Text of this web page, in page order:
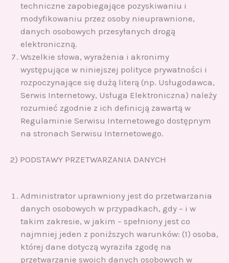
techniczne zapobiegające pozyskiwaniu i
modyfikowaniu przez osoby nieuprawnione,
danych osobowych przesyłanych drogą
elektroniczną.
Wszelkie słowa, wyrażenia i akronimy
występujące w niniejszej polityce prywatności i
rozpoczynające się dużą literą (np. Usługodawca,
Serwis Internetowy, Usługa Elektroniczna) należy
rozumieć zgodnie z ich definicją zawartą w
Regulaminie Serwisu Internetowego dostępnym
na stronach Serwisu Internetowego.
2) PODSTAWY PRZETWARZANIA DANYCH
Administrator uprawniony jest do przetwarzania
danych osobowych w przypadkach, gdy – i w
takim zakresie, w jakim – spełniony jest co
najmniej jeden z poniższych warunków: (1) osoba,
której dane dotyczą wyraziła zgodę na
przetwarzanie swoich danych osobowych w